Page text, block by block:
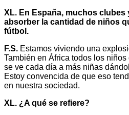
XL. En España, muchos clubes
absorber la cantidad de niños
fútbol.
F.S. Estamos viviendo una
También en África todos los
se ve cada día a más niñas
Estoy convencida de que eso
en nuestra sociedad.
XL. ¿A qué se refiere?